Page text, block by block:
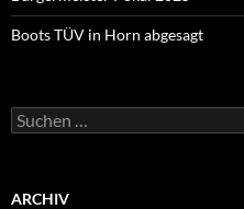
Boots TÜV in Horn abgesagt
Suchen
nach:
ARCHIV